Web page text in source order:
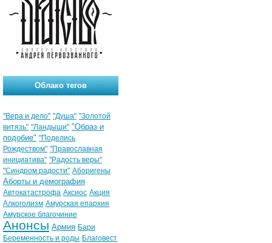
Облако тегов
"Вера и дело" "Душа" "Золотой
витязь" "Ландыши" "Образ и
подобие" "Поделись
Рождеством" "Православная
инициатива" "Радость веры"
"Синдром радости" Аборигены
Аборты и демография
Автокатастрофа Аксиос Акция
Алкоголизм Амурская епархия
Амурское благочиние
Анонсы Армия Бари
Беременность и роды Благовест